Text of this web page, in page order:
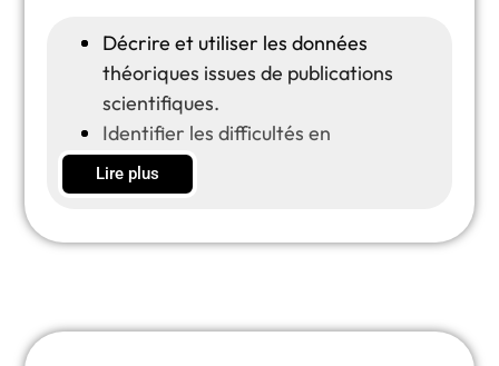
Décrire et utiliser les données
théoriques issues de publications
scientifiques.
Identifier les difficultés en
raisonnement analogique et les
prendre en considération dans la
Créer une séance de remédiation en
Lire plus